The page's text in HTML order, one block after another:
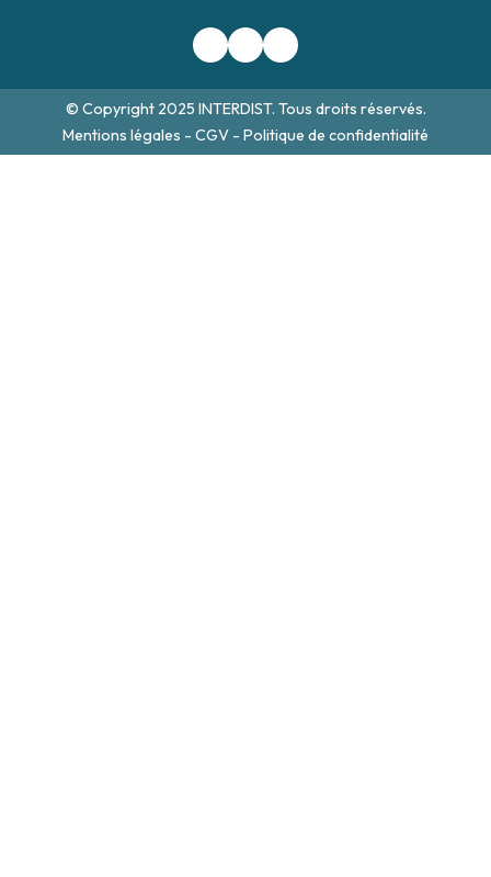
© Copyright 2025 INTERDIST. Tous droits réservés.
Mentions légales - CGV - Politique de confidentialité